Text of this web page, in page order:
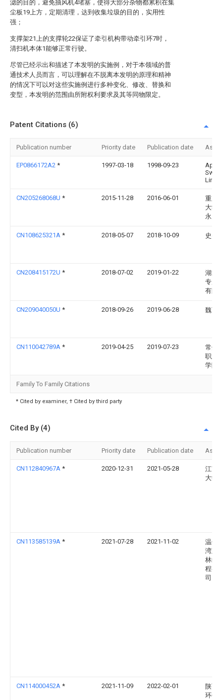
滤的目的，避免抽风机4堵塞，使得大部分杂物都累积在集
尘板19上方，定期清理，达到收集垃圾的目的，实用性
强；
支撑架21上的支撑轮22保证了牵引机构带动牵引环7时，
清扫机本体1能够正常行驶。
尽管已经示出和描述了本发明的实施例，对于本领域的普
通技术人员而言，可以理解在不脱离本发明的原理和精神
的情况下可以对这些实施例进行多种变化、修改、替换和
变型，本发明的范围由所附权利要求及其等同物限定。
Patent Citations (6)
Publication number Priority date Publication date
EP0866172A2 * 1997-03-18 1998-09-23
CN205268068U * 2015-11-28 2016-06-01
重庆
大学
永川
CN108625321A * 2018-05-07 2018-10-09 史美
CN208415172U * 2018-07-02 2019-01-22
湖北
专用
有限
CN209040050U * 2018-09-26 2019-06-28 魏丽
CN110042789A * 2019-04-25 2019-07-23
常州
职业
学院
Family To Family Citations
* Cited by examiner, † Cited by third party
Cited By (4)
Publication number Priority date Publication date
CN112840967A * 2020-12-31 2021-05-28
江苏
大学
CN113585139A * 2021-07-28 2021-11-02
温州
湾建
林绿
程有
司
CN114000452A * 2021-11-09 2022-02-01
陕西
环保